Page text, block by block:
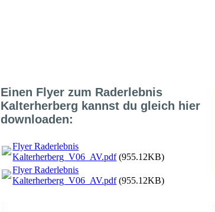
Einen Flyer zum Raderlebnis
Kalterherberg kannst du gleich hier
downloaden:
Flyer Raderlebnis
Kalterherberg_V06_AV.pdf(955.12KB)
Flyer Raderlebnis
Kalterherberg_V06_AV.pdf(955.12KB)